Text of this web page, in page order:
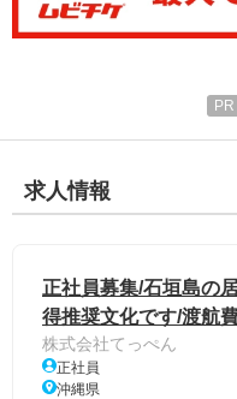
求人情報
正社員募集/石垣島の
得推奨文化です/渡航
株式会社てっぺん
正社員
沖縄県